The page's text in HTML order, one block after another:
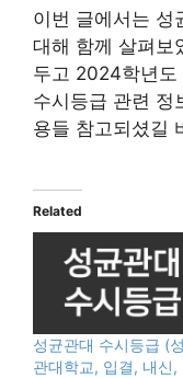
이번 글에서는 성
대해 함께 살펴보
두고 2024학년도
수시등급 관련 정
용들 참고되셨길
Related
성균관대 수시등급 (
관대학교, 입결, 내신,